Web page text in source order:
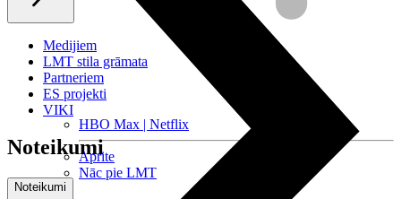
HBO Max | Netflix
Aprite
Nāc pie LMT
Medijiem
LMT stila grāmata
Partneriem
ES projekti
VIKI
Noteikumi
Noteikumi